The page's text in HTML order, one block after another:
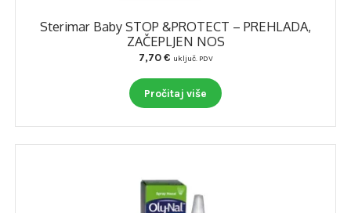
Sterimar Baby STOP &PROTECT – PREHLADA,
ZAČEPLJEN NOS
7,70€ uključ. PDV
Pročitaj više